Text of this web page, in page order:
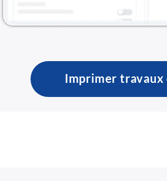
Imprimer travaux